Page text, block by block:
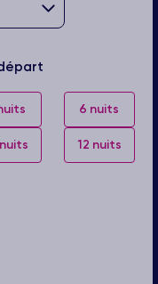
6 nuits
12 nuits